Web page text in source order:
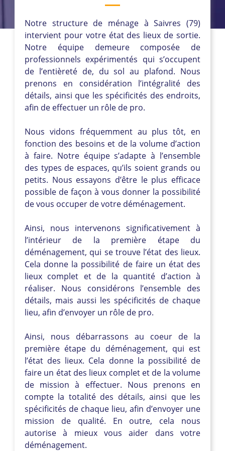
Notre structure de ménage à Saivres (79)
intervient pour votre état des lieux de sortie.
Notre équipe demeure composée de
professionnels expérimentés qui s’occupent
de l’entièreté de, du sol au plafond. Nous
prenons en considération l’intégralité des
détails, ainsi que les spécificités des endroits,
afin de effectuer un rôle de pro.
Nous vidons fréquemment au plus tôt, en
fonction des besoins et de la volume d’action
à faire. Notre équipe s’adapte à l’ensemble
des types de espaces, qu’ils soient grands ou
petits. Nous essayons d’être le plus efficace
possible de façon à vous donner la possibilité
de vous occuper de votre déménagement.
Ainsi, nous intervenons significativement à
l’intérieur de la première étape du
déménagement, qui se trouve l’état des lieux.
Cela donne la possibilité de faire un état des
lieux complet et de la quantité d’action à
réaliser. Nous considérons l’ensemble des
détails, mais aussi les spécificités de chaque
lieu, afin d’envoyer un rôle de pro.
Ainsi, nous débarrassons au coeur de la
première étape du déménagement, qui est
l’état des lieux. Cela donne la possibilité de
faire un état des lieux complet et de la volume
de mission à effectuer. Nous prenons en
compte la totalité des détails, ainsi que les
spécificités de chaque lieu, afin d’envoyer une
mission de qualité. En outre, cela nous
autorise à mieux vous aider dans votre
déménagement.